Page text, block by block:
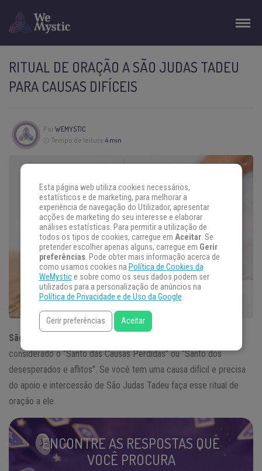
RITUAL DE ORAÇÃO A SÃO JUDAS TADEU
PARA CAUSAS DIFÍCEIS
PorWEMYSTIC
Tempo de leitura:4 min
São Judas Tadeu
considerado o “Santo das Causas Perdidas” ou “Santo dos
desesperados e aflitos”. Se você tem uma causa difícil e precisa
do apoio e intercessão de São Judas Tadeu faça esse ritual de
oração a ele.
ENCONTRE AS RESPOSTAS QUE
VOCÊ PROCURA
Esta página web utiliza cookies necessários,
estatísticos e de marketing, para melhorar a
experiência de navegação do Utilizador, apresentar
acções de marketing do seu interesse e elaborar
análises estatísticas. Para permitir a utilização de
todos os tipos de cookies, carregue em Aceitar. Se
pretender escolher apenas alguns, carregue em Gerir
preferências. Pode obter mais informação acerca de
como usamos cookies na Política de Cookies da
WeMystice sobre como os seus dados podem ser
utilizados para a personalização de anúncios na
Política de Privacidade e de Uso da Google.
Gerir preferências Aceitar